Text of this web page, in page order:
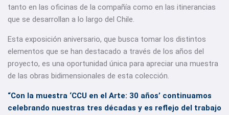
tanto en las oficinas de la compañía como en las itinerancias
que se desarrollan a lo largo del Chile.
Esta exposición aniversario, que busca tomar los distintos
elementos que se han destacado a través de los años del
proyecto, es una oportunidad única para apreciar una muestra
de las obras bidimensionales de esta colección.
“Con la muestra ‘CCU en el Arte: 30 años’ continuamos
celebrando nuestras tres décadas y es reflejo del trabajo